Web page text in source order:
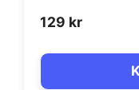
129 kr